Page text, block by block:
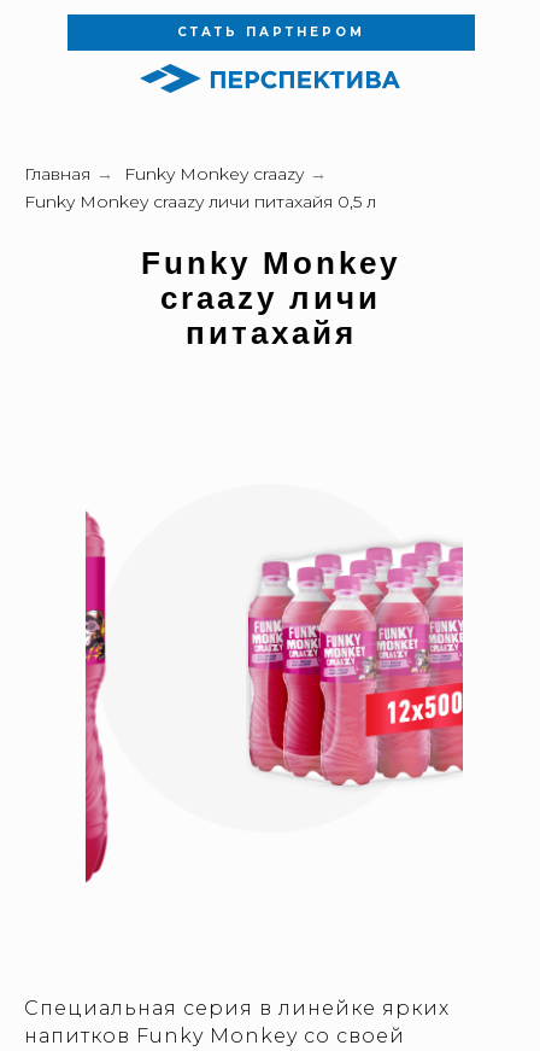
СТАТЬ ПАРТНЕРОМ
Главная → Funky Monkey craazy →
Funky Monkey craazy личи питахайя 0,5 л
Funky Monkey
craazy личи
питахайя
Специальная серия в линейке ярких
напитков Funky Monkey со своей